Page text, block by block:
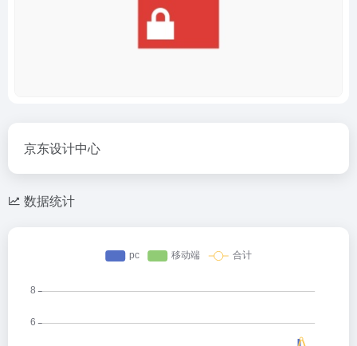
京东设计中心
数据统计